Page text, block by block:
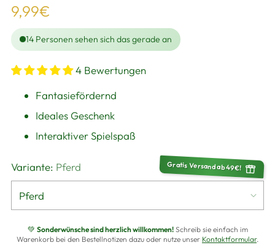
Regulärer
Preis
9,99€
14 Personen sehen sich das gerade an
4 Bewertungen
Fantasiefördernd
Ideales Geschenk
Interaktiver Spielspaß
Variante: Pferd Gratis Versand ab 49€!
💚 Sonderwünsche sind herzlich willkommen!Schreib sie einfach im
Warenkorb bei den Bestellnotizen dazu oder nutze unser Kontaktformular.